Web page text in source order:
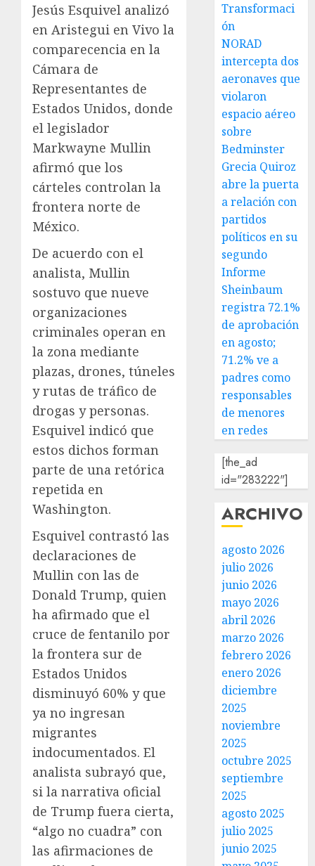
Jesús Esquivel analizó
en Aristegui en Vivo la
comparecencia en la
Cámara de
Representantes de
Estados Unidos, donde
el legislador
Markwayne Mullin
afirmó que los
cárteles controlan la
frontera norte de
México.
De acuerdo con el
analista, Mullin
sostuvo que nueve
organizaciones
criminales operan en
la zona mediante
plazas, drones, túneles
y rutas de tráfico de
drogas y personas.
Esquivel indicó que
estos dichos forman
parte de una retórica
repetida en
Washington.
Esquivel contrastó las
declaraciones de
Mullin con las de
Donald Trump, quien
ha afirmado que el
cruce de fentanilo por
la frontera sur de
Estados Unidos
disminuyó 60% y que
ya no ingresan
migrantes
indocumentados. El
analista subrayó que,
si la narrativa oficial
de Trump fuera cierta,
“algo no cuadra” con
las afirmaciones de
Transformaci
ón
NORAD
intercepta dos
aeronaves que
violaron
espacio aéreo
sobre
Bedminster
Grecia Quiroz
abre la puerta
a relación con
partidos
políticos en su
segundo
Informe
Sheinbaum
registra 72.1%
de aprobación
en agosto;
71.2% ve a
padres como
responsables
de menores
en redes
[the_ad
id="283222"]
ARCHIVO
agosto 2026
julio 2026
junio 2026
mayo 2026
abril 2026
marzo 2026
febrero 2026
enero 2026
diciembre
2025
noviembre
2025
octubre 2025
septiembre
2025
agosto 2025
julio 2025
junio 2025